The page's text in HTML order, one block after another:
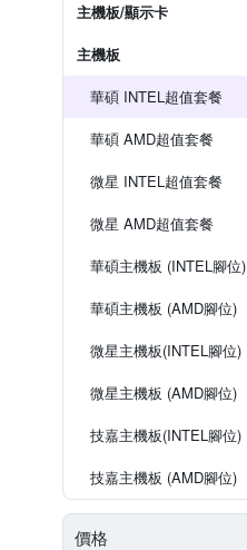
主機板/顯示卡
主機板
華碩 INTEL超值套餐
華碩 AMD超值套餐
微星 INTEL超值套餐
微星 AMD超值套餐
華碩主機板 (INTEL腳位)
華碩主機板 (AMD腳位)
微星主機板(INTEL腳位)
微星主機板 (AMD腳位)
技嘉主機板(INTEL腳位)
技嘉主機板 (AMD腳位)
價格